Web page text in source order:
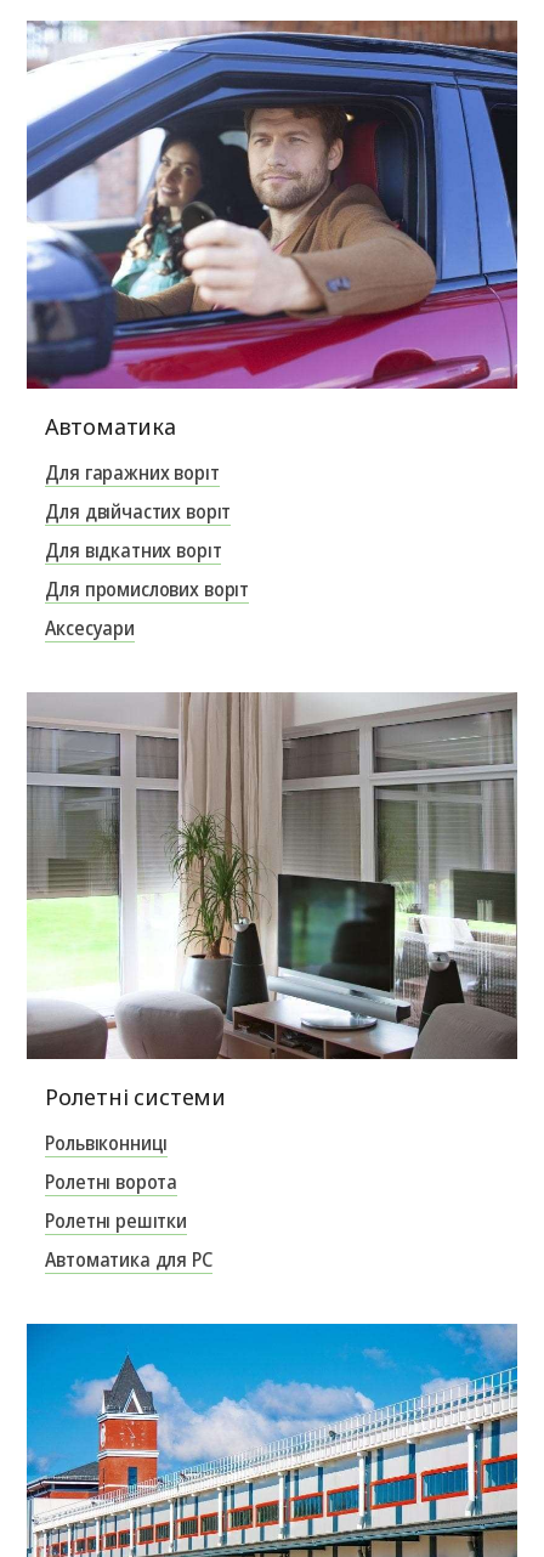
Автоматика
Для гаражних воріт
Для двійчастих воріт
Для відкатних воріт
Для промислових воріт
Аксесуари
Ролетні системи
Рольвіконниці
Ролетні ворота
Ролетні решітки
Автоматика для РС